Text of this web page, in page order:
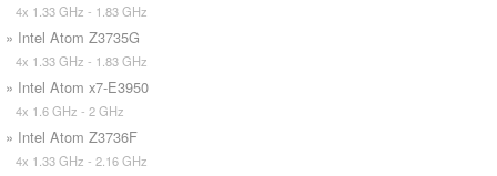
4x 1.33 GHz - 1.83 GHz
» Intel Atom Z3735G
4x 1.33 GHz - 1.83 GHz
» Intel Atom x7-E3950
4x 1.6 GHz - 2 GHz
» Intel Atom Z3736F
4x 1.33 GHz - 2.16 GHz